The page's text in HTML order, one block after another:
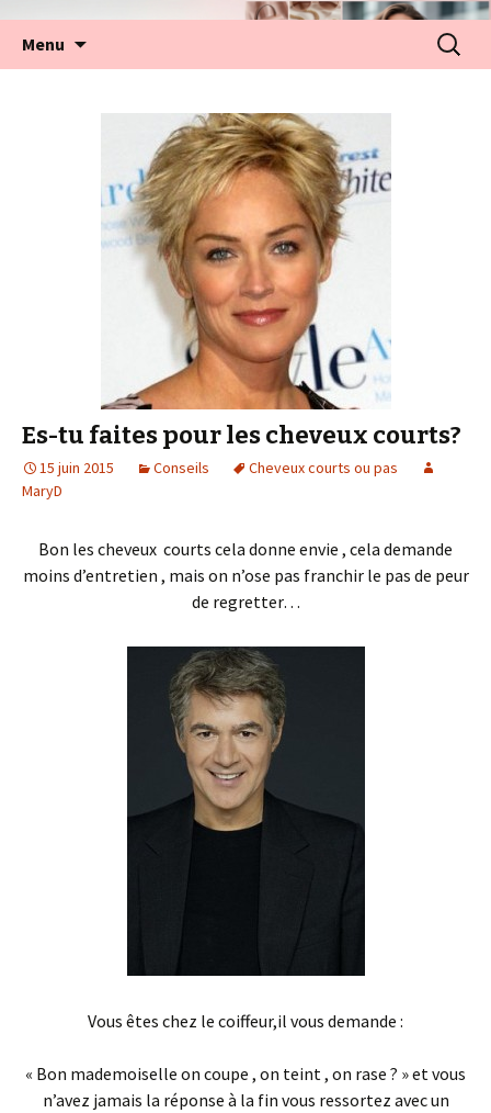
Menu
Es-tu faites pour les cheveux courts?
15 juin 2015 Conseils
Cheveux courts ou pas
MaryD
Bon les cheveux courts cela donne envie , cela demande
moins d’entretien , mais on n’ose pas franchir le pas de peur
de regretter…
Vous êtes chez le coiffeur,il vous demande :
« Bon mademoiselle on coupe , on teint , on rase ? » et vous
n’avez jamais la réponse à la fin vous ressortez avec un